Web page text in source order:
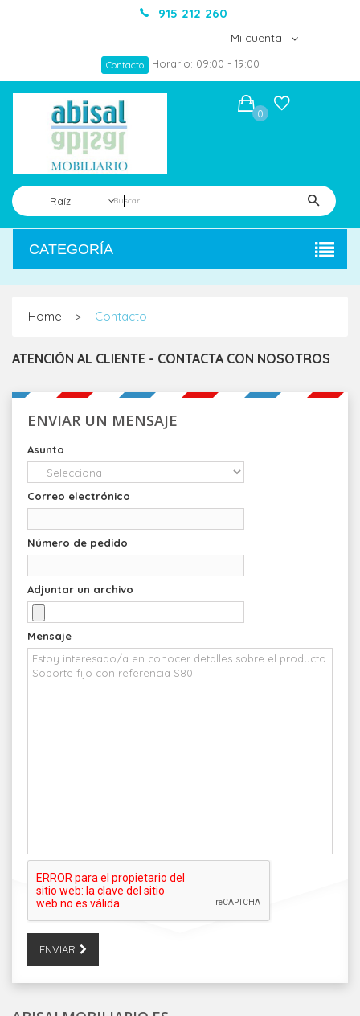
915 212 260
Mi cuenta
Contacto Horario: 09:00 - 19:00
Raíz
0
CATEGORÍA
Home > Contacto
ATENCIÓN AL CLIENTE - CONTACTA CON NOSOTROS
ENVIAR UN MENSAJE
Asunto
Correo electrónico
Número de pedido
Adjuntar un archivo
Mensaje
ENVIAR